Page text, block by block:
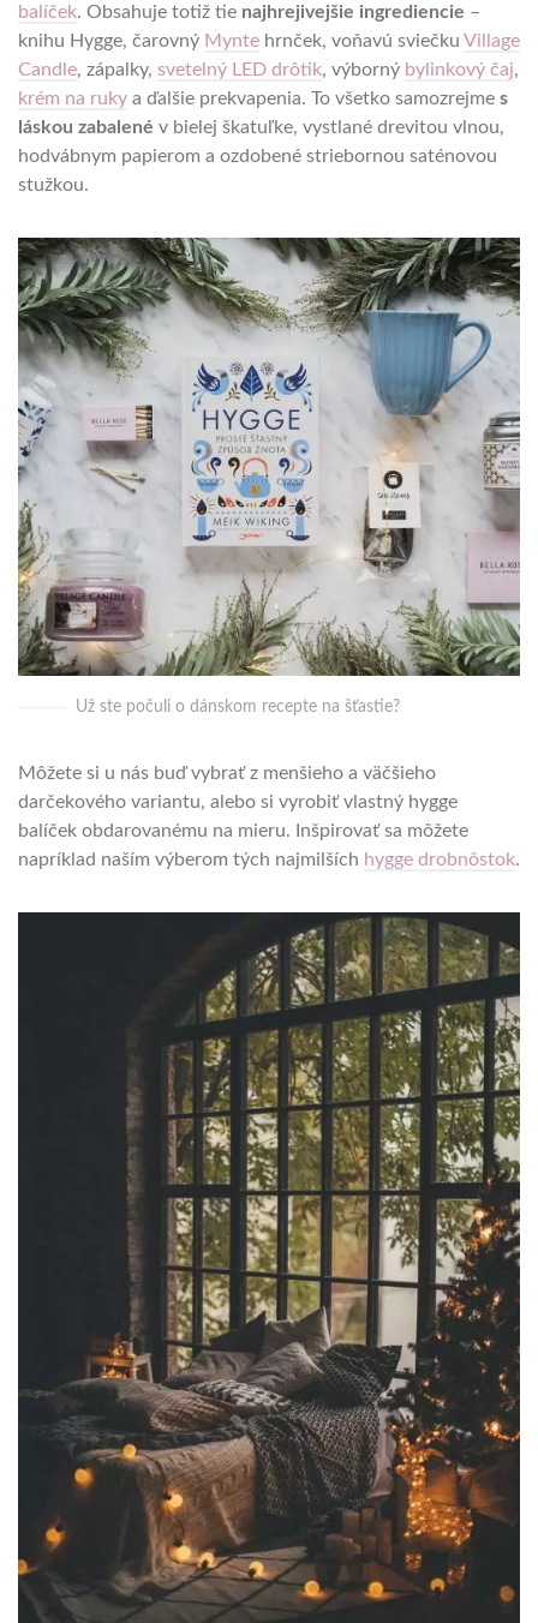
balíček. Obsahuje totiž tie najhrejivejšie ingrediencie –
knihu Hygge, čarovný Mynte hrnček, voňavú sviečku Village
Candle, zápalky, svetelný LED drôtik, výborný bylinkový čaj,
krém na ruky a ďalšie prekvapenia. To všetko samozrejme s
láskou zabalené v bielej škatuľke, vystlané drevitou vlnou,
hodvábnym papierom a ozdobené striebornou saténovou
stužkou.
Už ste počuli o dánskom recepte na šťastie?
Môžete si u nás buď vybrať z menšieho a väčšieho
darčekového variantu, alebo si vyrobiť vlastný hygge
balíček obdarovanému na mieru. Inšpirovať sa môžete
napríklad naším výberom tých najmilších hygge drobnôstok.